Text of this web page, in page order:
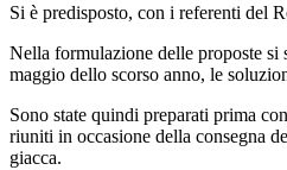
Si è predisposto, con i referenti del
Nella formulazione delle proposte si
maggio dello scorso anno, le
Sono state quindi preparati prima
riuniti in occasione della consegna
giacca.